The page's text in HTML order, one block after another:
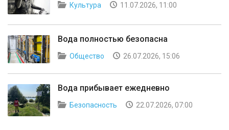
Культура 11.07.2026, 11:00
Вода полностью безопасна
Общество 26.07.2026, 15:06
Вода прибывает ежедневно
Безопасность 22.07.2026, 07:00